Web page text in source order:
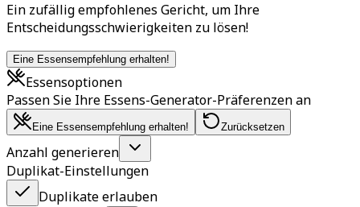
Ein zufällig empfohlenes Gericht, um Ihre
Entscheidungsschwierigkeiten zu lösen!
Eine Essensempfehlung erhalten!
Essensoptionen
Passen Sie Ihre Essens-Generator-Präferenzen an
Eine Essensempfehlung erhalten! Zurücksetzen
Anzahl generieren
Duplikat-Einstellungen
Duplikate erlauben